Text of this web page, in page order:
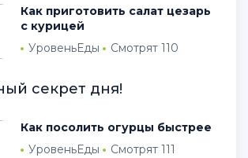
Как приготовить салат цезарь
с курицей
УровеньЕды
Смотрят 110
секрет дня!
Как посолить огурцы быстрее
УровеньЕды
Смотрят 111